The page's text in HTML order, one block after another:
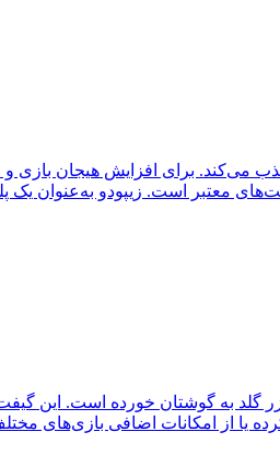
می‌کند. برای افزایش هیجان بازی و
است. زیپودو به‌عنوان یک
گلد به گوشتان خورده است. این
یا از امکانات اضافی بازی‌های